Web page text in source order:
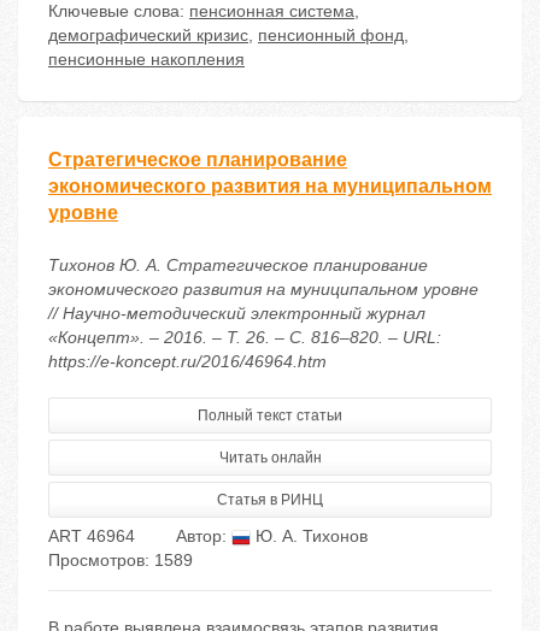
Ключевые слова: пенсионная система,
демографический кризис, пенсионный фонд,
пенсионные накопления
Стратегическое планирование
экономического развития на муниципальном
уровне
Тихонов Ю. А. Стратегическое планирование
экономического развития на муниципальном уровне
// Научно-методический электронный журнал
«Концепт». – 2016. – Т. 26. – С. 816–820. – URL:
https://e-koncept.ru/2016/46964.htm
Полный текст статьи
Читать онлайн
Статья в РИНЦ
ART 46964 Автор:
Ю. А. Тихонов
Просмотров: 1589